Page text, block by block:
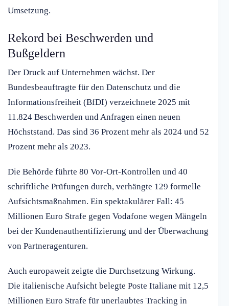
Umsetzung.
Rekord bei Beschwerden und
Bußgeldern
Der Druck auf Unternehmen wächst. Der
Bundesbeauftragte für den Datenschutz und die
Informationsfreiheit (BfDI) verzeichnete 2025 mit
11.824 Beschwerden und Anfragen einen neuen
Höchststand. Das sind 36 Prozent mehr als 2024 und 52
Prozent mehr als 2023.
Die Behörde führte 80 Vor-Ort-Kontrollen und 40
schriftliche Prüfungen durch, verhängte 129 formelle
Aufsichtsmaßnahmen. Ein spektakulärer Fall: 45
Millionen Euro Strafe gegen Vodafone wegen Mängeln
bei der Kundenauthentifizierung und der Überwachung
von Partneragenturen.
Auch europaweit zeigte die Durchsetzung Wirkung.
Die italienische Aufsicht belegte Poste Italiane mit 12,5
Millionen Euro Strafe für unerlaubtes Tracking in